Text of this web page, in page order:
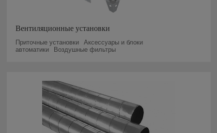
Вентиляционные установки
Приточные установки
Аксессуары и блоки
автоматики
Воздушные фильтры